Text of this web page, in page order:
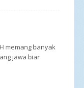
memang banyak
jawa biar